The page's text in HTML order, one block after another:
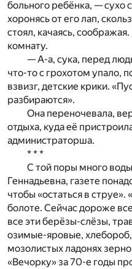
больного ребёнка, — сухо
хоронясь от его лап,
стоял, качаясь,
комнату.
— А-а, сука, перед
что-то с грохотом упало,
взвизг, детские крики.
разбираются».
Она переночевала,
отдыха, куда её
администраторша.
* * *
С той поры много
Геннадьевна, газете
чтобы «остаться в струе».
болоте. Сейчас дороже
все эти берёзы-слёзы,
озимые-яровые,
мозолистых ладонях
«Вечорку» за 70-е годы